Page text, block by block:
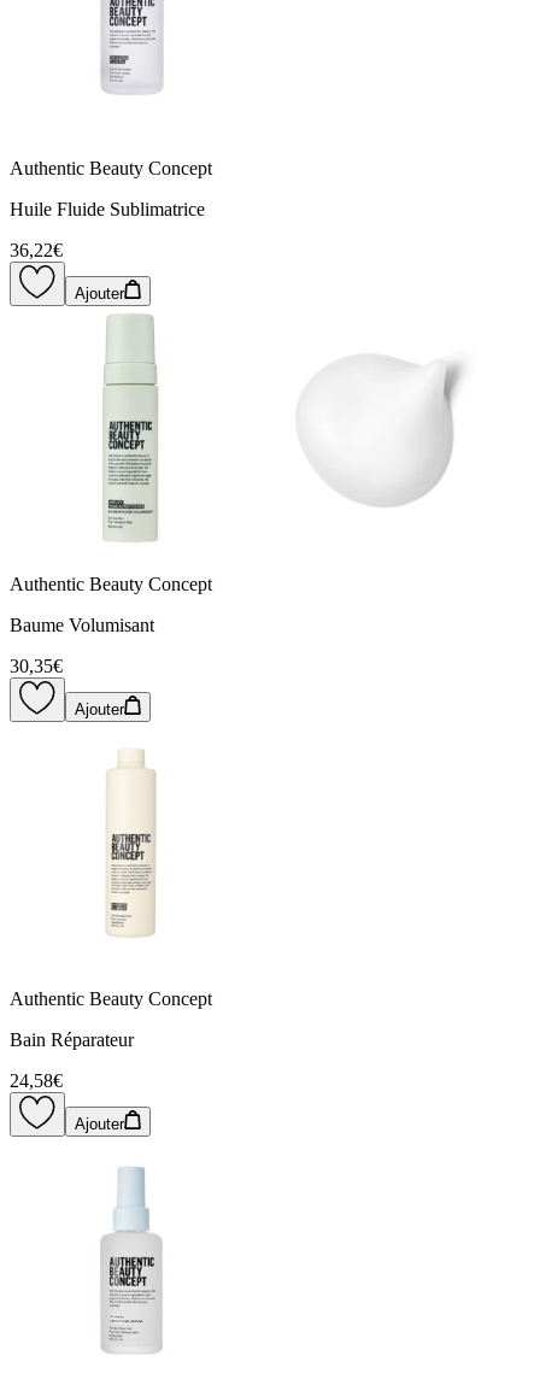
Authentic Beauty Concept
Huile Fluide Sublimatrice
36,22€
Ajouter
Authentic Beauty Concept
Baume Volumisant
30,35€
Ajouter
Authentic Beauty Concept
Bain Réparateur
24,58€
Ajouter